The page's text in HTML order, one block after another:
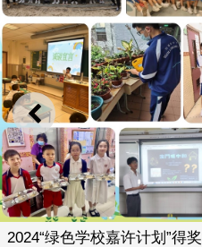
上一则
校举办的各项减碳节能活